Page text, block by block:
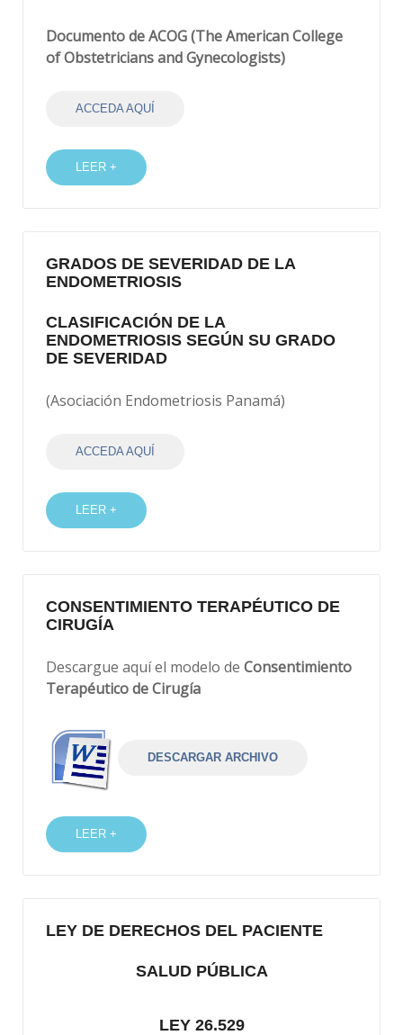
Documento de ACOG (The American College
of Obstetricians and Gynecologists)
ACCEDA AQUÍ
LEER +
GRADOS DE SEVERIDAD DE LA
ENDOMETRIOSIS
CLASIFICACIÓN DE LA
ENDOMETRIOSIS SEGÚN SU GRADO
DE SEVERIDAD
(Asociación Endometriosis Panamá)
ACCEDA AQUÍ
LEER +
CONSENTIMIENTO TERAPÉUTICO DE
CIRUGÍA
Descargue aquí el modelo de Consentimiento
Terapéutico de Cirugía
DESCARGAR ARCHIVO
LEER +
LEY DE DERECHOS DEL PACIENTE
SALUD PÚBLICA
LEY 26.529